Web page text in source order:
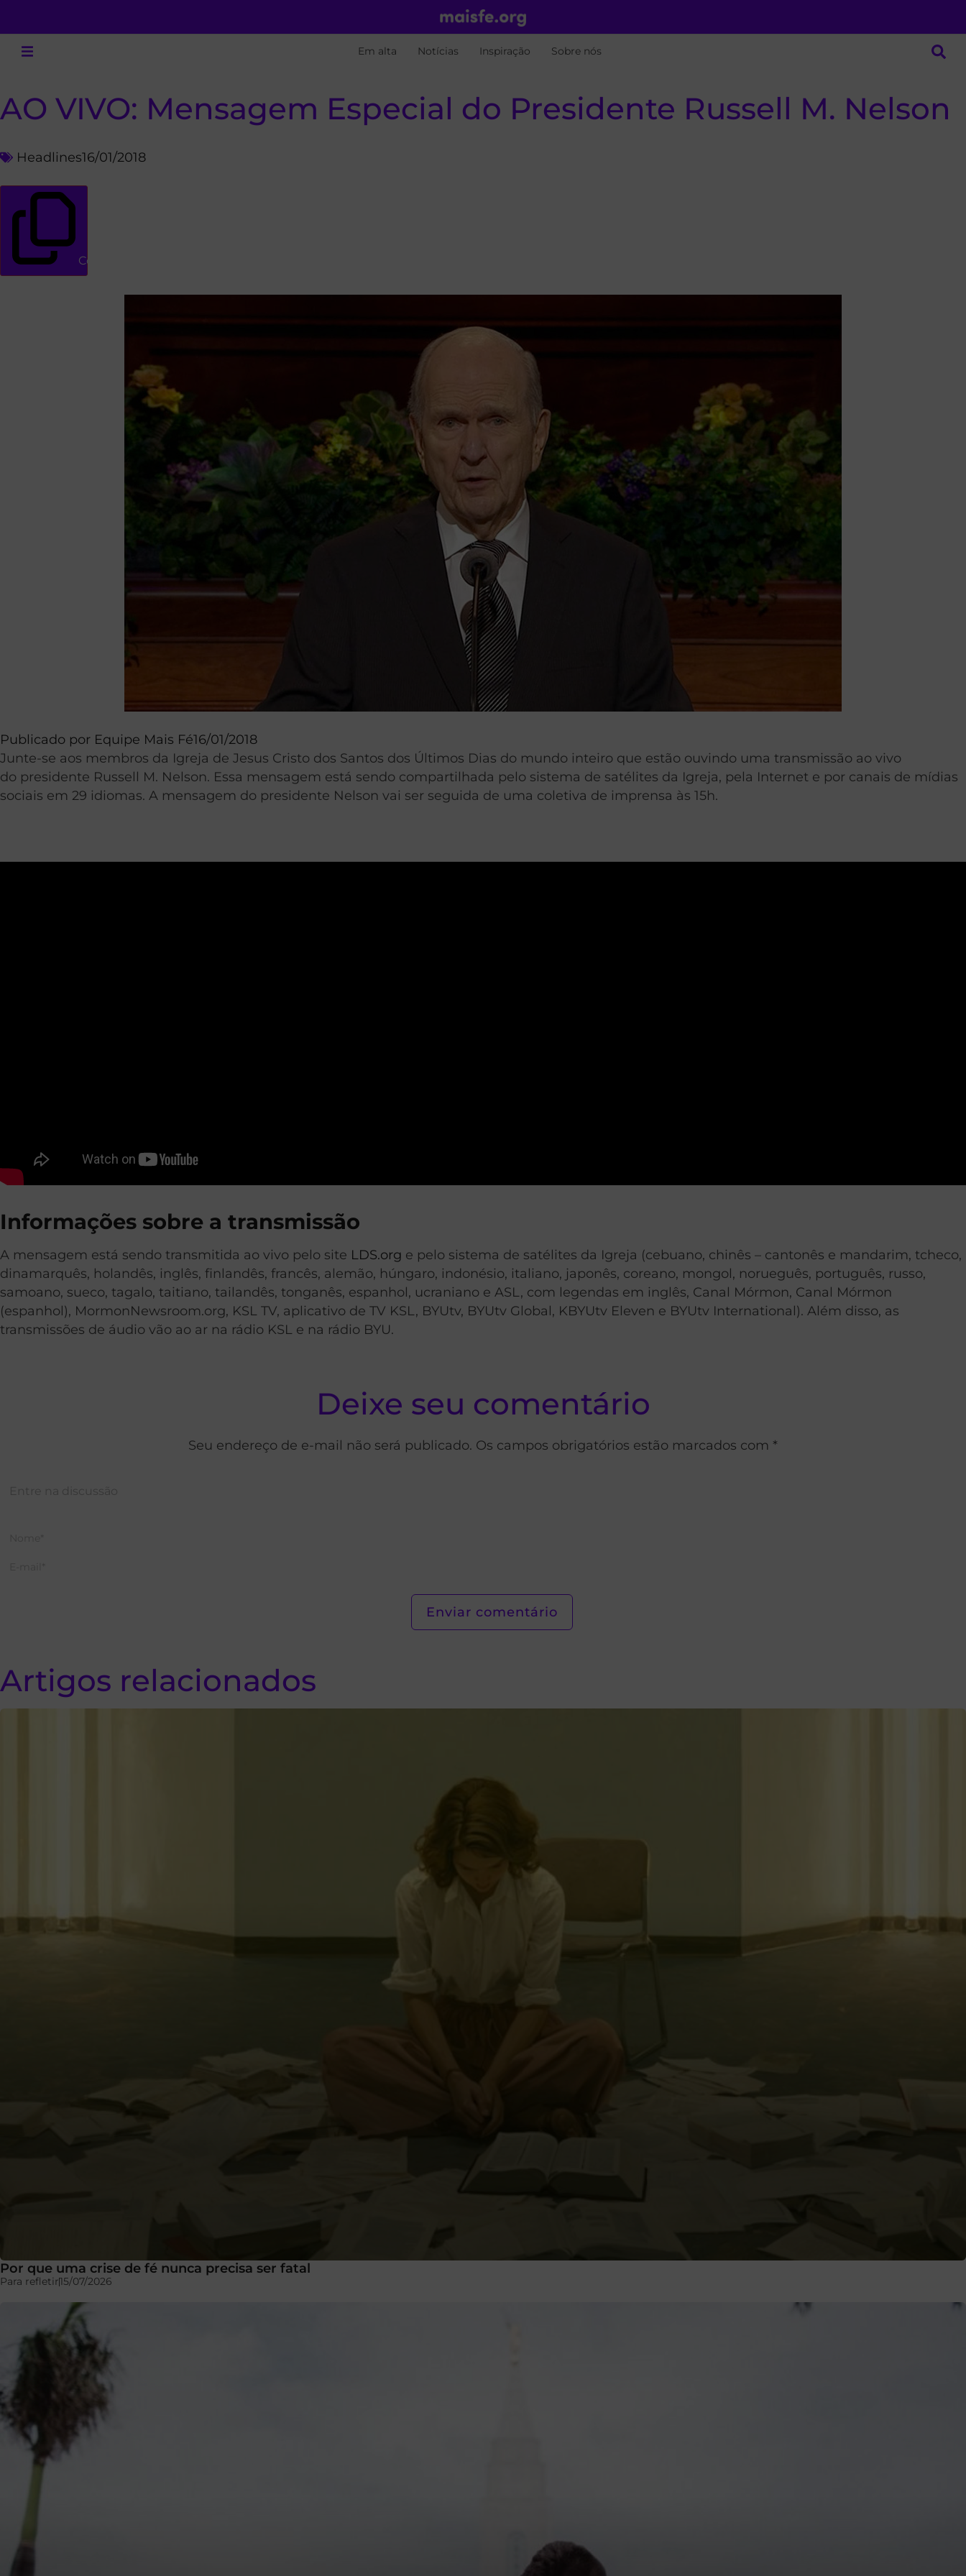
Em alta Notícias Inspiração Sobre nós
AO VIVO: Mensagem Especial do Presidente Russell M. Nelson
Headlines16/01/2018
Copiar link
Publicado por Equipe Mais Fé16/01/2018
Junte-se aos membros da Igreja de Jesus Cristo dos Santos dos Últimos Dias do mundo inteiro que estão ouvindo uma transmissão ao vivo
do presidente Russell M. Nelson. Essa mensagem está sendo compartilhada pelo sistema de satélites da Igreja, pela Internet e por canais de mídias
sociais em 29 idiomas. A mensagem do presidente Nelson vai ser seguida de uma coletiva de imprensa às 15h.
Informações sobre a transmissão
A mensagem está sendo transmitida ao vivo pelo site LDS.org e pelo sistema de satélites da Igreja (cebuano, chinês – cantonês e mandarim, tcheco,
dinamarquês, holandês, inglês, finlandês, francês, alemão, húngaro, indonésio, italiano, japonês, coreano, mongol, norueguês, português, russo,
samoano, sueco, tagalo, taitiano, tailandês, tonganês, espanhol, ucraniano e ASL, com legendas em inglês, Canal Mórmon, Canal Mórmon
(espanhol), MormonNewsroom.org, KSL TV, aplicativo de TV KSL, BYUtv, BYUtv Global, KBYUtv Eleven e BYUtv International). Além disso, as
transmissões de áudio vão ao ar na rádio KSL e na rádio BYU.
Deixe seu comentário
Seu endereço de e-mail não será publicado. Os campos obrigatórios estão marcados com *
Artigos relacionados
Por que uma crise de fé nunca precisa ser fatal
Para refletir15/07/2026